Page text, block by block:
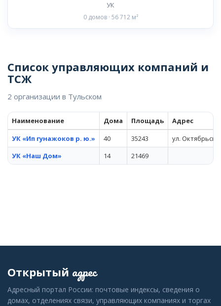
УК
0 домов · 56 712 м²
Список управляющих компаний и
ТСЖ
2 организации в Тульском
Наименование Дома Площадь
Адрес
УК «Ип гунажоков р. ю.»
40 35243
ул.
УК «Наш Дом»
14 21469
Открытый адрес
Адресный портал России: почтовые индексы, сведения о
домах, отделениях связи, управляющих компаниях и торгах